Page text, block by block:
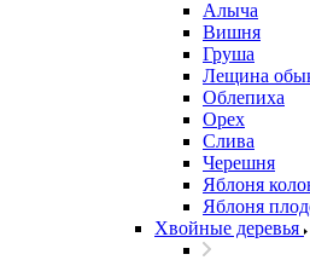
Алыча
Вишня
Груша
Лещина
Облепиха
Орех
Слива
Черешня
Яблоня
Яблоня
Хвойные деревья